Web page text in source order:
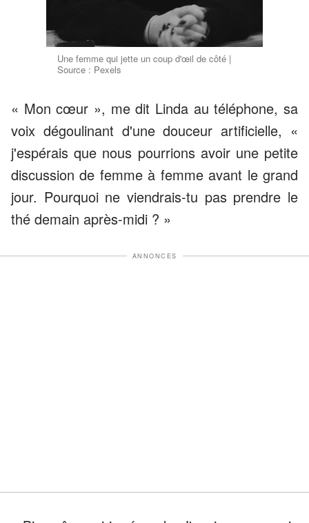
Une femme qui jette un coup d'œil de côté |
Source : Pexels
« Mon cœur », me dit Linda au téléphone, sa
voix dégoulinant d'une douceur artificielle, «
j'espérais que nous pourrions avoir une petite
discussion de femme à femme avant le grand
jour. Pourquoi ne viendrais-tu pas prendre le
thé demain après-midi ? »
ANNONCES